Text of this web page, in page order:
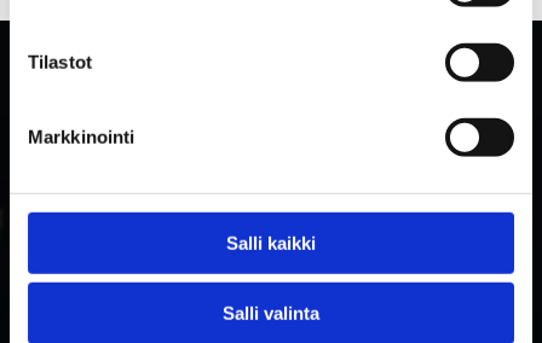
Tilastot
Markkinointi
Salli kaikki
Salli valinta